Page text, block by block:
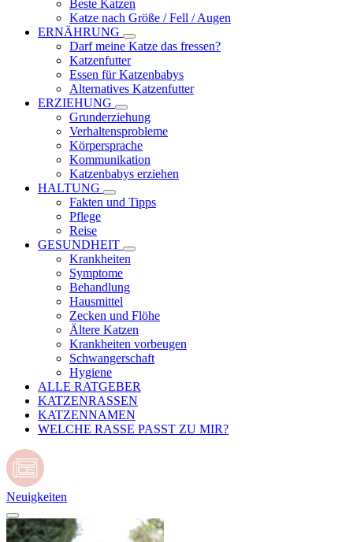
Beste Katzen
Katze nach Größe / Fell / Augen
ERNÄHRUNG
Darf meine Katze das fressen?
Katzenfutter
Essen für Katzenbabys
Alternatives Katzenfutter
ERZIEHUNG
Grunderziehung
Verhaltensprobleme
Körpersprache
Kommunikation
Katzenbabys erziehen
HALTUNG
Fakten und Tipps
Pflege
Reise
GESUNDHEIT
Krankheiten
Symptome
Behandlung
Hausmittel
Zecken und Flöhe
Ältere Katzen
Krankheiten vorbeugen
Schwangerschaft
Hygiene
ALLE RATGEBER
KATZENRASSEN
KATZENNAMEN
WELCHE RASSE PASST ZU MIR?
Neuigkeiten